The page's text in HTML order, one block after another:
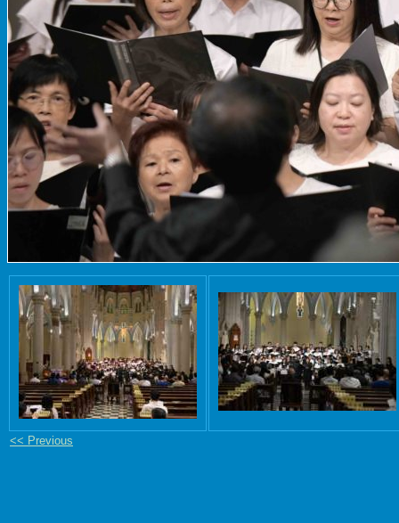
<< Previous